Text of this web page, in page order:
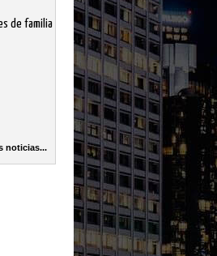
de familia
noticias...